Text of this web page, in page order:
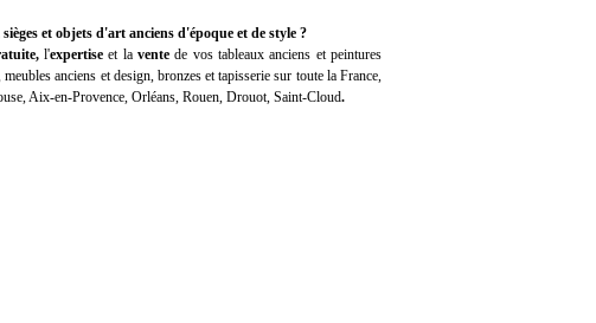
et objets d'art anciens d'époque et de style ?
,l'expertise et lavente de vos tableaux anciens et peintures
anciens et design, bronzes et tapisserie sur toute la France,
Aix-en-Provence, Orléans, Rouen, Drouot, Saint-Cloud.